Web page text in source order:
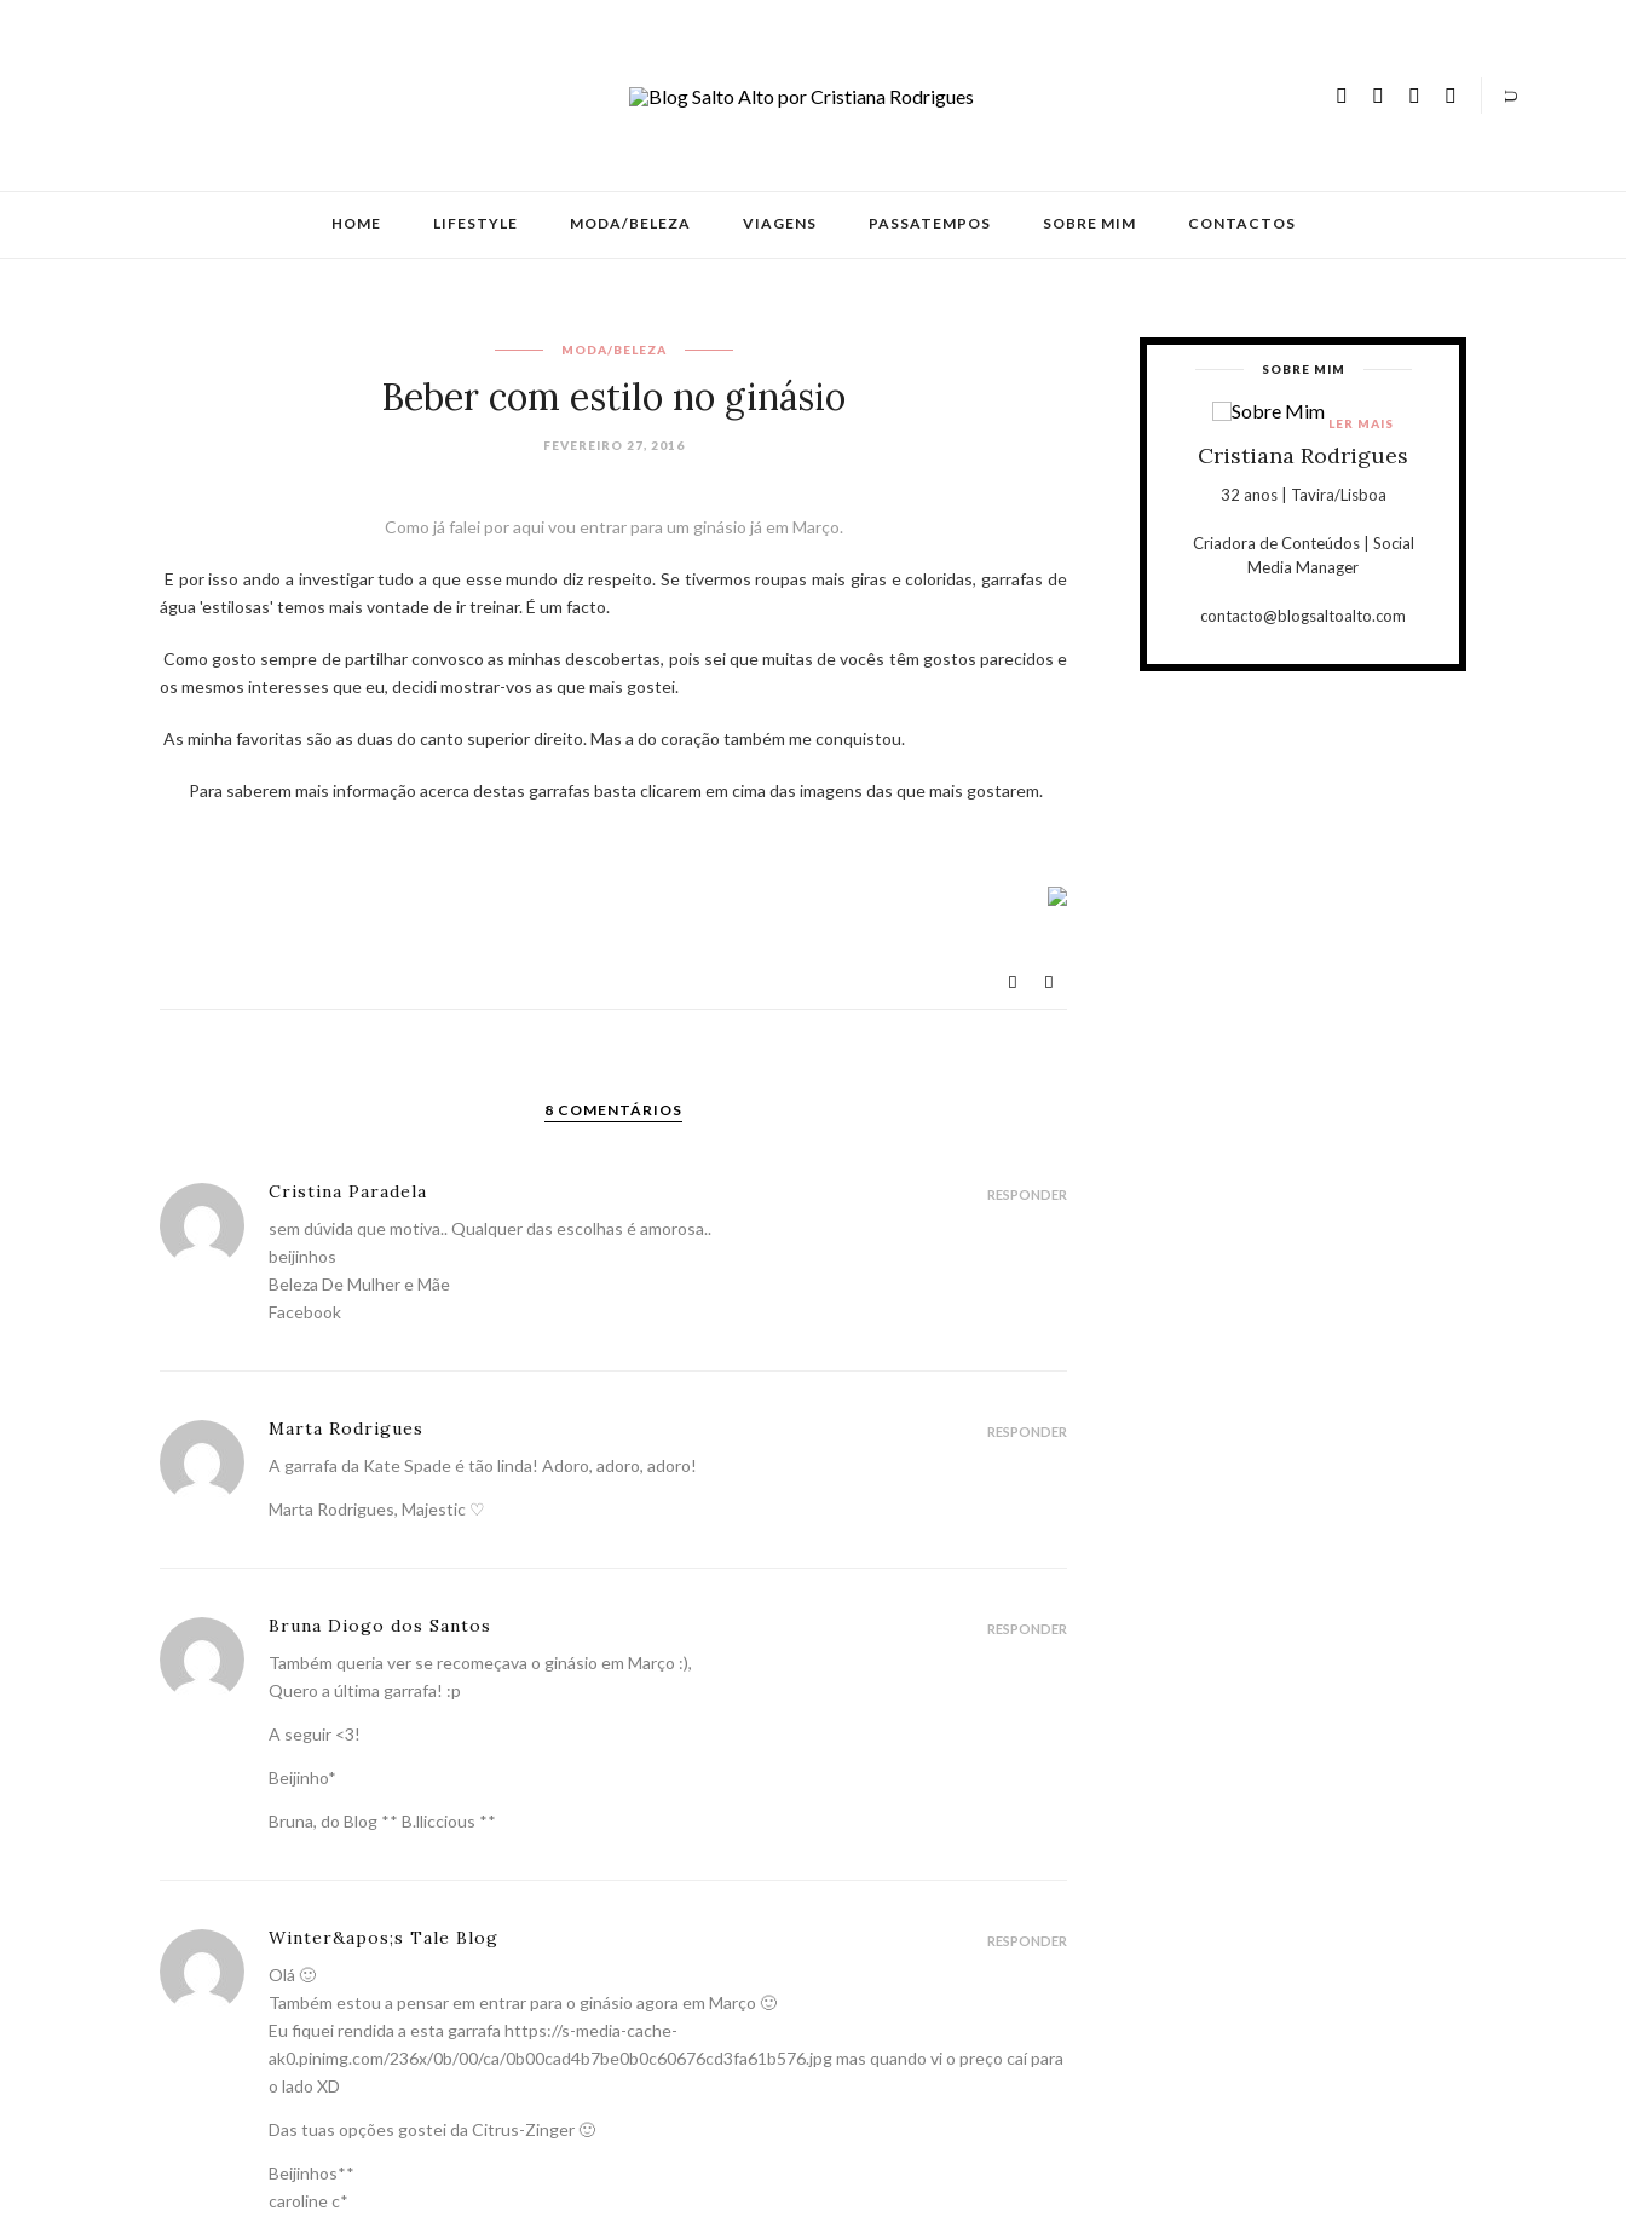
HOME LIFESTYLE MODA/BELEZA VIAGENS PASSATEMPOS SOBRE MIM CONTACTOS
MODA/BELEZA
Beber com estilo no ginásio
FEVEREIRO 27, 2016
Como já falei por aqui vou entrar para um ginásio já em Março.
E por isso ando a investigar tudo a que esse mundo diz respeito. Se tivermos roupas mais giras e coloridas, garrafas de
água 'estilosas' temos mais vontade de ir treinar. É um facto.
Como gosto sempre de partilhar convosco as minhas descobertas, pois sei que muitas de vocês têm gostos parecidos e
os mesmos interesses que eu, decidi mostrar-vos as que mais gostei.
As minha favoritas são as duas do canto superior direito. Mas a do coração também me conquistou.
Para saberem mais informação acerca destas garrafas basta clicarem em cima das imagens das que mais gostarem.
8 COMENTÁRIOS
Cristina Paradela
sem dúvida que motiva.. Qualquer das escolhas é amorosa..
beijinhos
Beleza De Mulher e Mãe
Facebook
RESPONDER
Marta Rodrigues
A garrafa da Kate Spade é tão linda! Adoro, adoro, adoro!
Marta Rodrigues, Majestic ♡
RESPONDER
Bruna Diogo dos Santos
Também queria ver se recomeçava o ginásio em Março :),
Quero a última garrafa! :p
A seguir <3!
Beijinho*
Bruna, do Blog ** B.lliccious **
RESPONDER
Winter&apos;s Tale Blog
Olá 🙂
Também estou a pensar em entrar para o ginásio agora em Março 🙂
Eu fiquei rendida a esta garrafa https://s-media-cache-
ak0.pinimg.com/236x/0b/00/ca/0b00cad4b7be0b0c60676cd3fa61b576.jpgmas quando vi o preço caí para
o lado XD
Das tuas opções gostei da Citrus-Zinger 🙂
Beijinhos**
caroline c*
RESPONDER
SOBRE MIM
Cristiana Rodrigues
32 anos | Tavira/Lisboa
Criadora de Conteúdos | Social
Media Manager
contacto@blogsaltoalto.com
LER MAIS